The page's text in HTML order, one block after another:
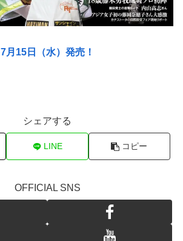
7月15日（水）発売！
シェアする
LINE コピー
OFFICIAL SNS